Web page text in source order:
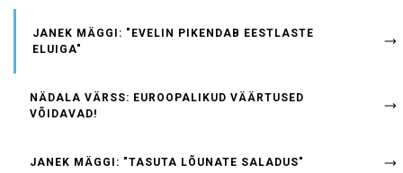
JANEK MÄGGI: "EVELIN PIKENDAB EESTLASTE
ELUIGA"
NÄDALA VÄRSS: EUROOPALIKUD VÄÄRTUSED
VÕIDAVAD!
JANEK MÄGGI: "TASUTA LÕUNATE SALADUS"